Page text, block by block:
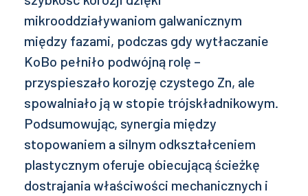
mikrooddziaływaniom galwanicznym
między fazami, podczas gdy wytłaczanie
KoBo pełniło podwójną rolę –
przyspieszało korozję czystego Zn, ale
spowalniało ją w stopie trójskładnikowym.
Podsumowując, synergia między
stopowaniem a silnym odkształceniem
plastycznym oferuje obiecującą ścieżkę
dostrajania właściwości mechanicznych i